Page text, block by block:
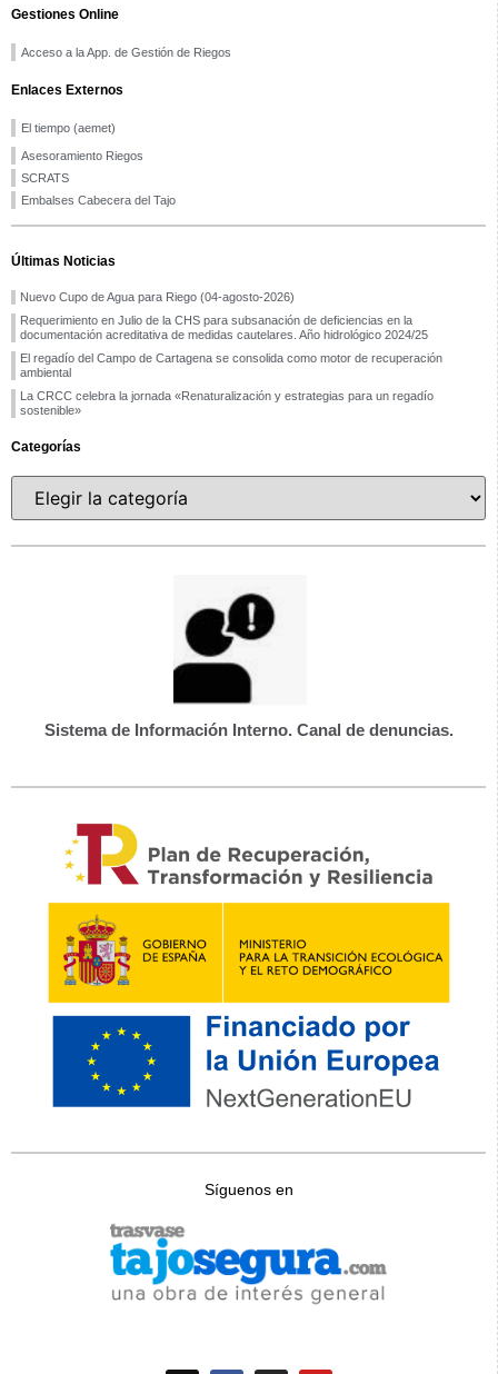
Gestiones Online
Acceso a la App. de Gestión de Riegos
Enlaces Externos
El tiempo (aemet)
Asesoramiento Riegos
SCRATS
Embalses Cabecera del Tajo
Últimas Noticias
Nuevo Cupo de Agua para Riego (04-agosto-2026)
Requerimiento en Julio de la CHS para subsanación de deficiencias en la
documentación acreditativa de medidas cautelares. Año hidrológico 2024/25
El regadío del Campo de Cartagena se consolida como motor de recuperación
ambiental
La CRCC celebra la jornada «Renaturalización y estrategias para un regadío
sostenible»
Categorías
Sistema de Información Interno. Canal de denuncias.
Síguenos en